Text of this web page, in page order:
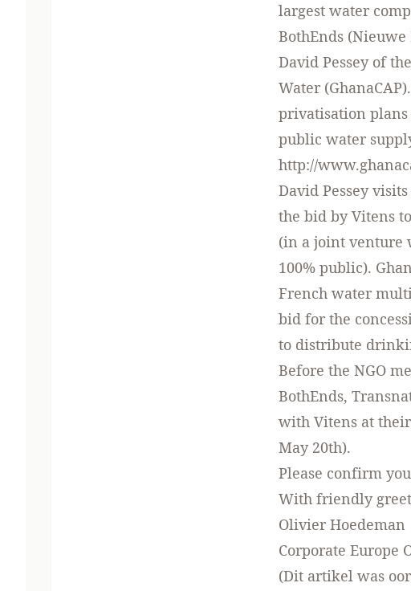
largest water
BothEnds
David Pessey of
Water
privatisation
public water
http://
David Pessey
the bid by Vitens
(in a joint venture
100% public).
French water
bid for the
to distribute
Before the NGO
BothEnds,
with Vitens at
May 20th).
Please confirm
With friendly
Olivier Hoedeman
Corporate Europe
(Dit artikel was